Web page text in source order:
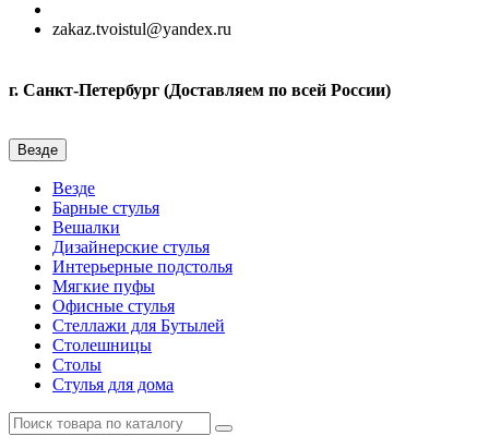
zakaz.tvoistul@yandex.ru
г. Санкт-Петербург (Доставляем по всей России)
Везде
Везде
Барные стулья
Вешалки
Дизайнерские стулья
Интерьерные подстолья
Мягкие пуфы
Офисные стулья
Стеллажи для Бутылей
Столешницы
Столы
Стулья для дома